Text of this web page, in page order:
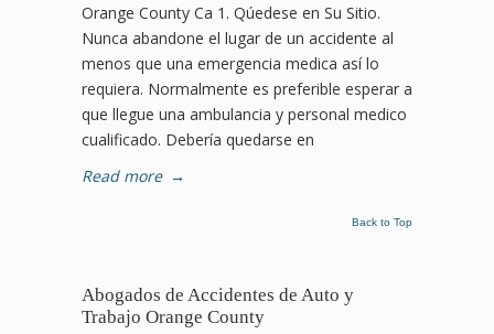
Orange County Ca 1. Qúedese en Su Sitio.
Nunca abandone el lugar de un accidente al
menos que una emergencia medica así lo
requiera. Normalmente es preferible esperar a
que llegue una ambulancia y personal medico
cualificado. Debería quedarse en
Read more →
Back to Top
Abogados de Accidentes de Auto y
Trabajo Orange County